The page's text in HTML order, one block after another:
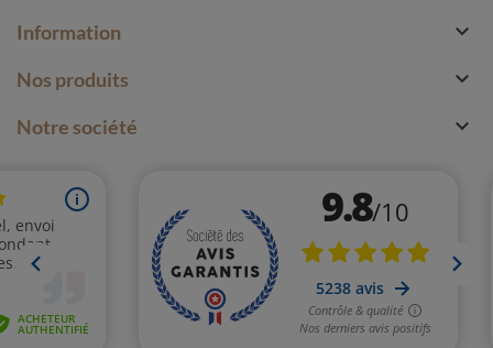
Information 
Nos produits 
Notre société 